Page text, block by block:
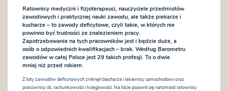
Ratownicy medyczni i fizjoterapeuci, nauczyciele przedmiotów
zawodowych i praktycznej nauki zawodu, ale także piekarze i
kucharze – to zawody deficytowe, czyli takie, w których nie
powinno być trudności ze znalezieniem pracy.
Zapotrzebowanie na tych pracowników jest i będzie duże, a
osób o odpowiednich kwalifikacjach – brak. Według Barometru
zawodów w całej Polsce jest 29 takich profesji. To o dwie
mniej niż przed rokiem.
Z listy zawodów deficytowych zniknęli blacharze i lakiernicy samochodowi oraz
pracownicy ds. rachunkowości i księgowości. Na liście pojawili się natomiast ratownicy